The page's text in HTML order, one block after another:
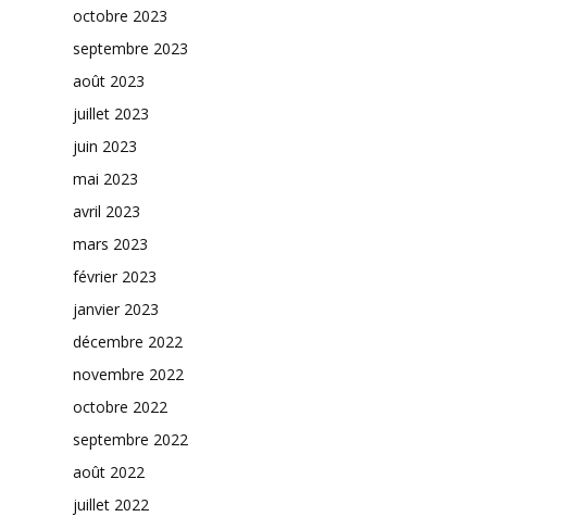
octobre 2023
septembre 2023
août 2023
juillet 2023
juin 2023
mai 2023
avril 2023
mars 2023
février 2023
janvier 2023
décembre 2022
novembre 2022
octobre 2022
septembre 2022
août 2022
juillet 2022